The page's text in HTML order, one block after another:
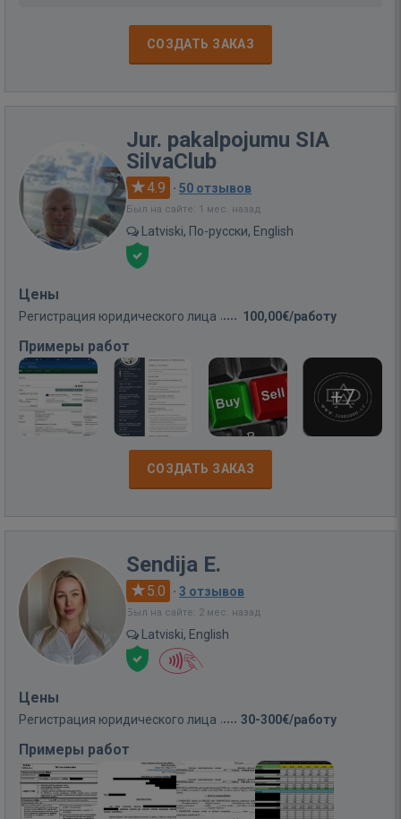
СОЗДАТЬ ЗАКАЗ
Jur. pakalpojumu SIA
SilvaClub
4.9 · 50 отзывов
Был на сайте: 1 мес. назад
Latviski, По-русски, English
Цены
Регистрация юридического лица 100,00€/работу
Примеры работ
+7
СОЗДАТЬ ЗАКАЗ
Sendija E.
5.0 · 3 отзывов
Был на сайте: 2 мес. назад
Latviski, English
Цены
Регистрация юридического лица 30-300€/работу
Примеры работ